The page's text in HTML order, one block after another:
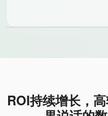
ROI持续增长，